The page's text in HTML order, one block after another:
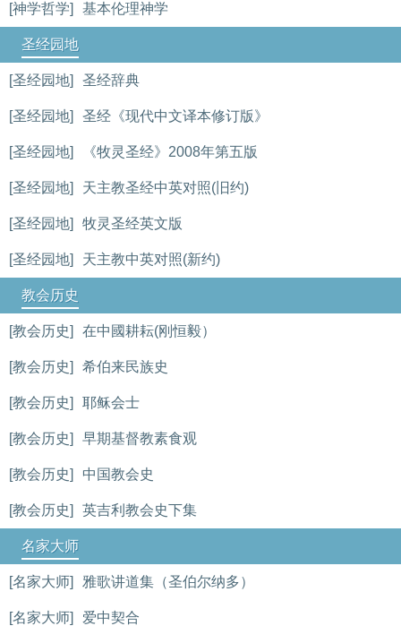
[神学哲学] 基本伦理神学
圣经园地
[圣经园地] 圣经辞典
[圣经园地] 圣经《现代中文译本修订版》
[圣经园地] 《牧灵圣经》2008年第五版
[圣经园地] 天主教圣经中英对照(旧约)
[圣经园地] 牧灵圣经英文版
[圣经园地] 天主教中英对照(新约)
教会历史
[教会历史] 在中國耕耘(刚恒毅）
[教会历史] 希伯来民族史
[教会历史] 耶稣会士
[教会历史] 早期基督教素食观
[教会历史] 中国教会史
[教会历史] 英吉利教会史下集
名家大师
[名家大师] 雅歌讲道集（圣伯尔纳多）
[名家大师] 爱中契合